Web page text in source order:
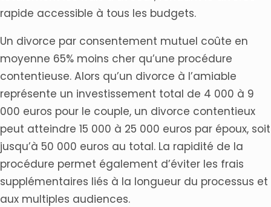
rapide accessible à tous les budgets.
Un divorce par consentement mutuel coûte en
moyenne 65% moins cher qu’une procédure
contentieuse. Alors qu’un divorce à l’amiable
représente un investissement total de 4 000 à 9
000 euros pour le couple, un divorce contentieux
peut atteindre 15 000 à 25 000 euros par époux, soit
jusqu’à 50 000 euros au total. La rapidité de la
procédure permet également d’éviter les frais
supplémentaires liés à la longueur du processus et
aux multiples audiences.